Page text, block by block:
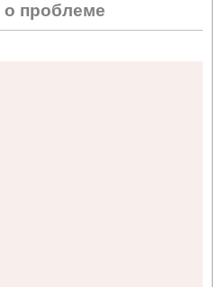
проблеме